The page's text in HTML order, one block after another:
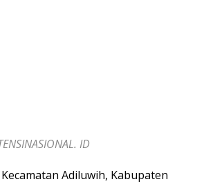
ID
Adiluwih, Kabupaten